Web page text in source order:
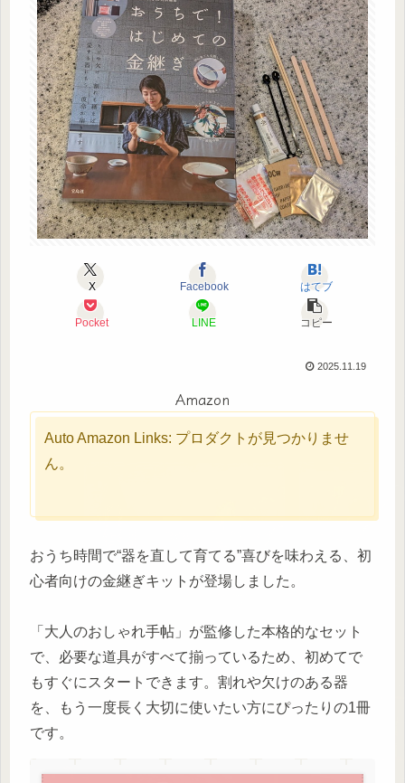
X Facebook はてブ
Pocket LINE コピー
2025.11.19
Amazon
Auto Amazon Links: プロダクトが見つかりませ
ん。
おうち時間で“器を直して育てる”喜びを味わえる、初
心者向けの金継ぎキットが登場しました。
「大人のおしゃれ手帖」が監修した本格的なセット
で、必要な道具がすべて揃っているため、初めてで
もすぐにスタートできます。割れや欠けのある器
を、もう一度長く大切に使いたい方にぴったりの1冊
です。